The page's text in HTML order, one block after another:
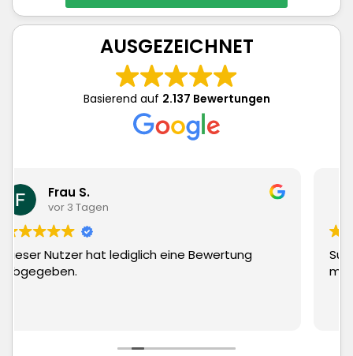
AUSGEZEICHNET
Basierend auf 2.137 Bewertungen
Superschnelle Lieferung und top Ware. Kann
man echt nur weiter empfehlen.